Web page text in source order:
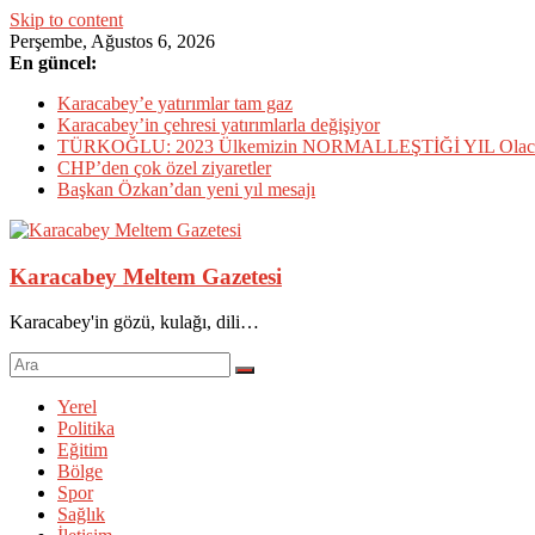
Skip to content
Perşembe, Ağustos 6, 2026
En güncel:
Karacabey’e yatırımlar tam gaz
Karacabey’in çehresi yatırımlarla değişiyor
TÜRKOĞLU: 2023 Ülkemizin NORMALLEŞTİĞİ YIL
CHP’den çok özel ziyaretler
Başkan Özkan’dan yeni yıl mesajı
Karacabey Meltem Gazetesi
Karacabey'in gözü, kulağı, dili…
Yerel
Politika
Eğitim
Bölge
Spor
Sağlık